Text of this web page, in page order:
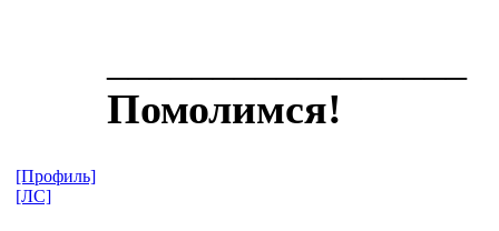
Помолимся!
[Профиль]
[ЛС]